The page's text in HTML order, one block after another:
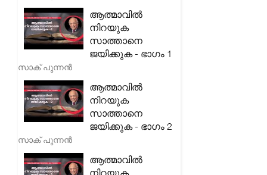
ആത്മാവിൽ
നിറയുക
സാത്താനെ
ജയിക്കുക - ഭാഗം 1
സാക് പുന്നൻ
ആത്മാവിൽ
നിറയുക
സാത്താനെ
ജയിക്കുക - ഭാഗം 2
സാക് പുന്നൻ
ആത്മാവിൽ
നിറയുക